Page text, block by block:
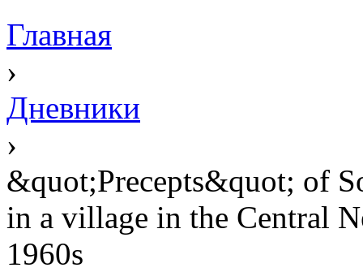
Главная
›
Дневники
›
&quot;Precepts&quot; of
in a village in the Central
1960s